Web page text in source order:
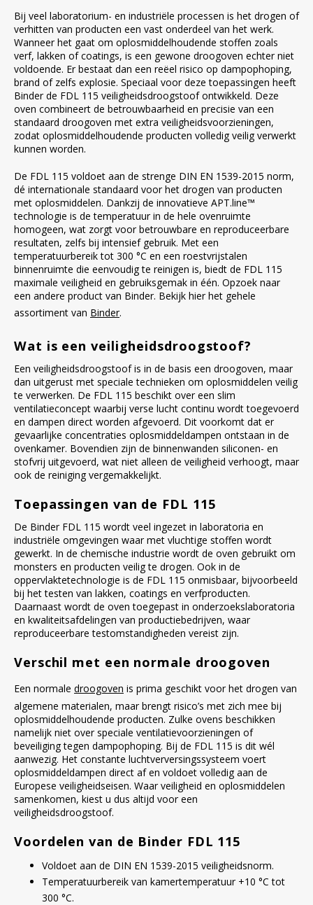
Bij veel laboratorium- en industriële processen is het drogen of
verhitten van producten een vast onderdeel van het werk.
Wanneer het gaat om oplosmiddelhoudende stoffen zoals
verf, lakken of coatings, is een gewone droogoven echter niet
voldoende. Er bestaat dan een reëel risico op dampophoping,
brand of zelfs explosie. Speciaal voor deze toepassingen heeft
Binder de FDL 115 veiligheidsdroogstoof ontwikkeld. Deze
oven combineert de betrouwbaarheid en precisie van een
standaard droogoven met extra veiligheidsvoorzieningen,
zodat oplosmiddelhoudende producten volledig veilig verwerkt
kunnen worden.
De FDL 115 voldoet aan de strenge DIN EN 1539-2015 norm,
dé internationale standaard voor het drogen van producten
met oplosmiddelen. Dankzij de innovatieve APT.line™
technologie is de temperatuur in de hele ovenruimte
homogeen, wat zorgt voor betrouwbare en reproduceerbare
resultaten, zelfs bij intensief gebruik. Met een
temperatuurbereik tot 300 °C en een roestvrijstalen
binnenruimte die eenvoudig te reinigen is, biedt de FDL 115
maximale veiligheid en gebruiksgemak in één. Opzoek naar
een andere product van Binder. Bekijk hier het gehele
assortiment van Binder.
Wat is een veiligheidsdroogstoof?
Een veiligheidsdroogstoof is in de basis een droogoven, maar
dan uitgerust met speciale technieken om oplosmiddelen veilig
te verwerken. De FDL 115 beschikt over een slim
ventilatieconcept waarbij verse lucht continu wordt toegevoerd
en dampen direct worden afgevoerd. Dit voorkomt dat er
gevaarlijke concentraties oplosmiddeldampen ontstaan in de
ovenkamer. Bovendien zijn de binnenwanden siliconen- en
stofvrij uitgevoerd, wat niet alleen de veiligheid verhoogt, maar
ook de reiniging vergemakkelijkt.
Toepassingen van de FDL 115
De Binder FDL 115 wordt veel ingezet in laboratoria en
industriële omgevingen waar met vluchtige stoffen wordt
gewerkt. In de chemische industrie wordt de oven gebruikt om
monsters en producten veilig te drogen. Ook in de
oppervlaktetechnologie is de FDL 115 onmisbaar, bijvoorbeeld
bij het testen van lakken, coatings en verfproducten.
Daarnaast wordt de oven toegepast in onderzoekslaboratoria
en kwaliteitsafdelingen van productiebedrijven, waar
reproduceerbare testomstandigheden vereist zijn.
Verschil met een normale droogoven
Een normale droogoven is prima geschikt voor het drogen van
algemene materialen, maar brengt risico’s met zich mee bij
oplosmiddelhoudende producten. Zulke ovens beschikken
namelijk niet over speciale ventilatievoorzieningen of
beveiliging tegen dampophoping. Bij de FDL 115 is dit wél
aanwezig. Het constante luchtverversingssysteem voert
oplosmiddeldampen direct af en voldoet volledig aan de
Europese veiligheidseisen. Waar veiligheid en oplosmiddelen
samenkomen, kiest u dus altijd voor een
veiligheidsdroogstoof.
Voordelen van de Binder FDL 115
Voldoet aan de DIN EN 1539-2015 veiligheidsnorm.
Temperatuurbereik van kamertemperatuur +10 °C tot
300 °C.